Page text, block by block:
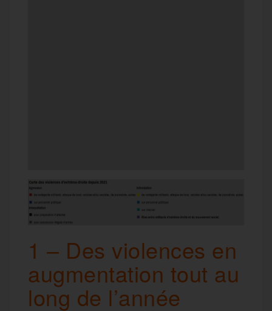
1 – Des violences en
augmentation tout au
long de l’année